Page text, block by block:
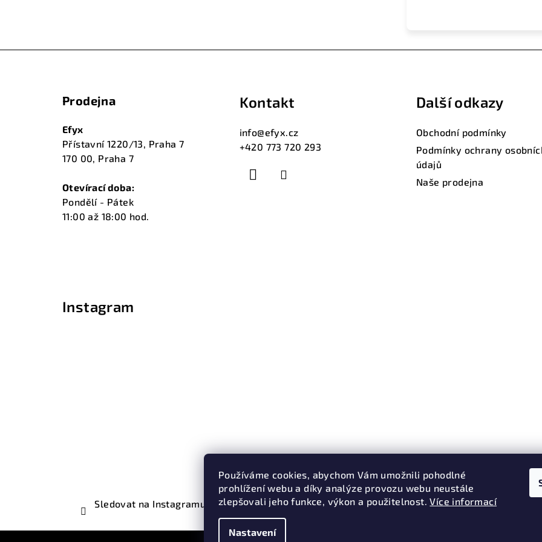
Používáme cookies, abychom Vám umožnili pohodlné
prohlížení webu a díky analýze provozu webu neustále
zlepšovali jeho funkce, výkon a použitelnost.Více informací
Nastavení
Prodejna
Efyx
Přístavní 1220/13, Praha 7
170 00, Praha 7
Otevírací doba:
Pondělí - Pátek
11:00 až 18:00 hod.
Kontakt
info@efyx.cz
+420 773 720 293
Další odkazy
Obchodní podmínky
Podmínky ochrany
údajů
Naše prodejna
Instagram
Sledovat na Instagramu